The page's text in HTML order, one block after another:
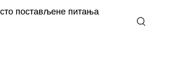
постављене питања